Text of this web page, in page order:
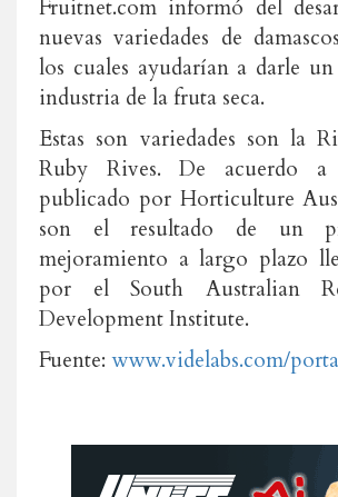
Fruitnet.com informó del
nuevas variedades de
los cuales ayudarían a darle
industria de la fruta seca.
Estas son variedades son la
Ruby Rives. De acuerdo
publicado por Horticulture
son el resultado de un
mejoramiento a largo plazo
por el South Australian
Development Institute.
Fuente: www.videlabs.com/